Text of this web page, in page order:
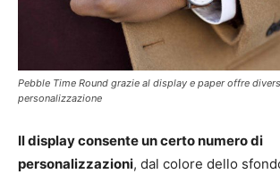
Pebble Time Round grazie al display e paper offre
personalizzazione
Il display consente un certo numero di
personalizzazioni, dal colore dello